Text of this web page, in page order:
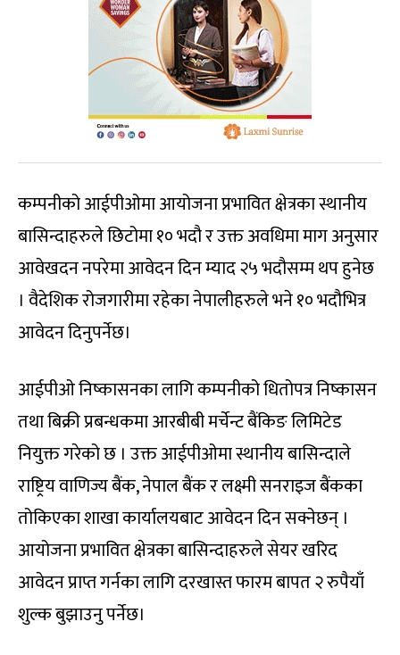
कम्पनीको आईपीओमा आयोजना प्रभावित क्षेत्रका स्थानीय
बासिन्दाहरुले छिटोमा १० भदौ र उक्त अवधिमा माग अनुसार
आवेखदन नपरेमा आवेदन दिन म्याद २५ भदौसम्म थप हुनेछ
। वैदेशिक रोजगारीमा रहेका नेपालीहरुले भने १० भदौभित्र
आवेदन दिनुपर्नेछ।
आईपीओ निष्कासनका लागि कम्पनीको धितोपत्र निष्कासन
तथा बिक्री प्रबन्धकमा आरबीबी मर्चेन्ट बैंकिङ लिमिटेड
नियुक्त गरेको छ । उक्त आईपीओमा स्थानीय बासिन्दाले
राष्ट्रिय वाणिज्य बैंक, नेपाल बैंक र लक्ष्मी सनराइज बैंकका
तोकिएका शाखा कार्यालयबाट आवेदन दिन सक्नेछन् ।
आयोजना प्रभावित क्षेत्रका बासिन्दाहरुले सेयर खरिद
आवेदन प्राप्त गर्नका लागि दरखास्त फारम बापत २ रुपैयाँ
शुल्क बुझाउनु पर्नेछ।